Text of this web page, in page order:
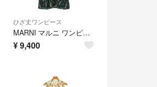
ひざ丈ワンピース
MARNI マルニ ワンピース M 緑 【古着】【中古】【送料無料】
¥9,400